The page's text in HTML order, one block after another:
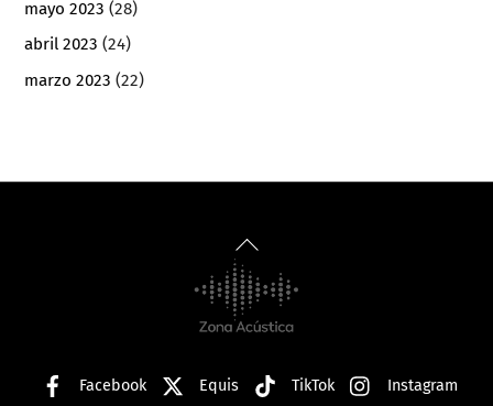
mayo 2023 (28)
abril 2023 (24)
marzo 2023 (22)
Back
To
Top
Facebook Equis TikTok Instagram